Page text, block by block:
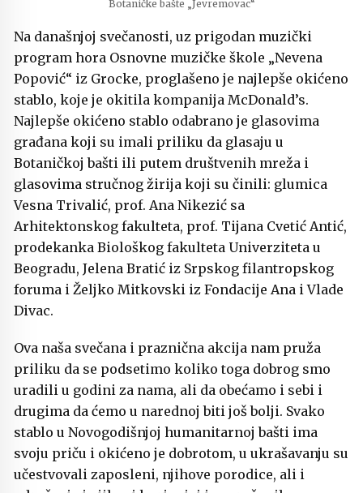
Botaničke bašte „Jevremovac“
Na današnjoj svečanosti, uz prigodan muzički
program hora Osnovne muzičke škole „Nevena
Popović“ iz Grocke, proglašeno je najlepše okićeno
stablo, koje je okitila kompanija McDonald’s.
Najlepše okićeno stablo odabrano je glasovima
građana koji su imali priliku da glasaju u
Botaničkoj bašti ili putem društvenih mreža i
glasovima stručnog žirija koji su činili: glumica
Vesna Trivalić, prof. Ana Nikezić sa
Arhitektonskog fakulteta, prof. Tijana Cvetić Antić,
prodekanka Biološkog fakulteta Univerziteta u
Beogradu, Jelena Bratić iz Srpskog filantropskog
foruma i Željko Mitkovski iz Fondacije Ana i Vlade
Divac.
Ova naša svečana i praznična akcija nam pruža
priliku da se podsetimo koliko toga dobrog smo
uradili u godini za nama, ali da obećamo i sebi i
drugima da ćemo u narednoj biti još bolji. Svako
stablo u Novogodišnjoj humanitarnoj bašti ima
svoju priču i okićeno je dobrotom, u ukrašavanju su
učestvovali zaposleni, njihove porodice, ali i